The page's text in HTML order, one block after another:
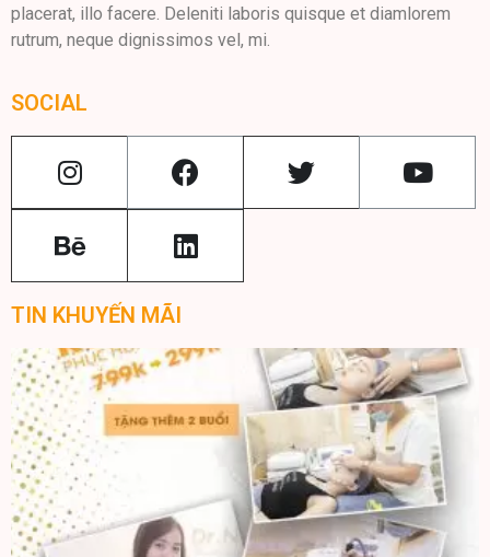
placerat, illo facere. Deleniti laboris quisque et diamlorem
rutrum, neque dignissimos vel, mi.
SOCIAL
TIN KHUYẾN MÃI